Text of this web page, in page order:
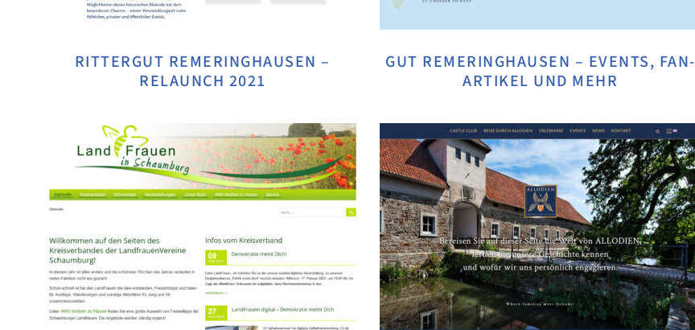
RITTERGUT REMERINGHAUSEN –
RELAUNCH 2021
GUT REMERINGHAUSEN – EVENTS, FAN-
ARTIKEL UND MEHR